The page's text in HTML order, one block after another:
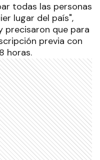
todas las personas
lugar del país",
precisaron que para
previa con
horas.